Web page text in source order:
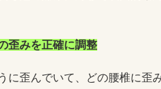
歪みを正確に調整
に歪んでいて、どの腰椎に歪